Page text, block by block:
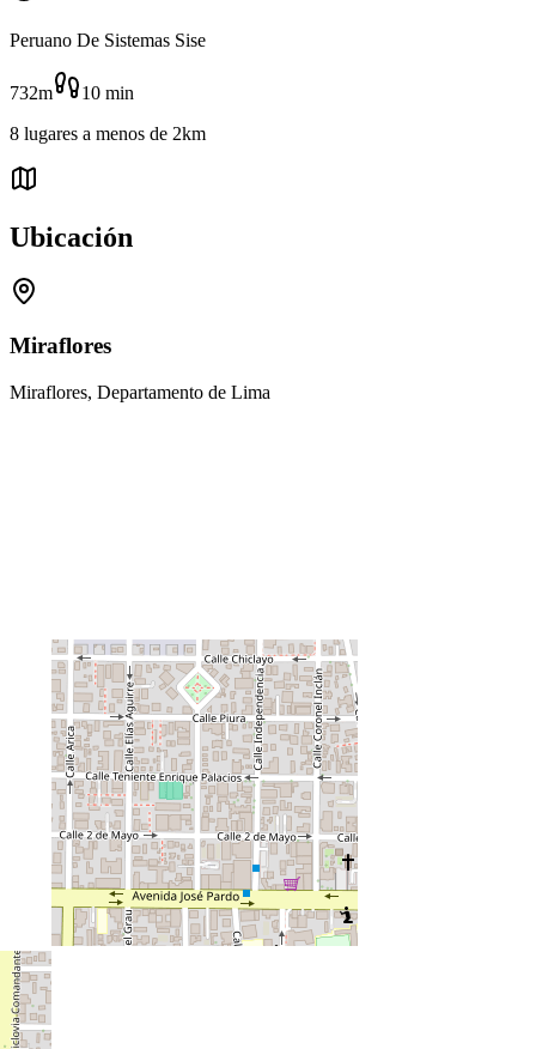
Peruano De Sistemas Sise
732m 10 min
8 lugares a menos de 2km
Ubicación
Miraflores
Miraflores, Departamento de Lima